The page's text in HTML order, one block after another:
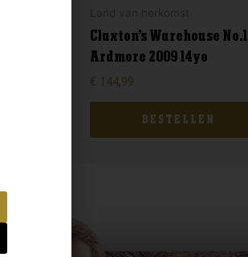
Claxton’s Warehouse No.1
Ardmore 2009 14yo
€ 144,99
BESTELLEN